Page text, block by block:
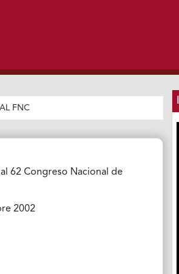
FNC
62 Congreso Nacional de
2002